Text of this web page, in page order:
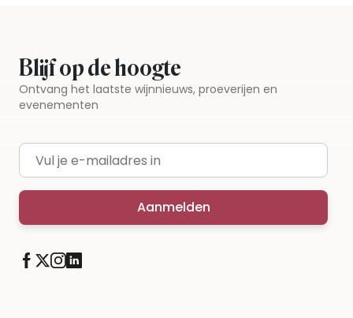
Blijf op de hoogte
Ontvang het laatste wijnnieuws, proeverijen en
evenementen
E-mailadres
Aanmelden